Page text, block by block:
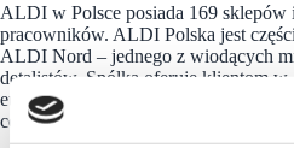
ALDI w Polsce posiada 169 sklepów
pracowników. ALDI Polska jest
ALDI Nord – jednego z wiodących
detalistów. Spółka oferuje klientom
europejskich wysokiej jakości
cenie.